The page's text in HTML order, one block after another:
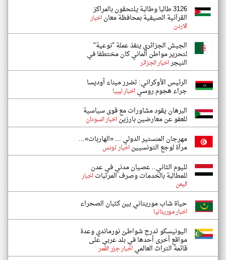
3126 طالبا وطالبة يلتحقون بالمراكز
القرآنية الصيفية بمحافظة معاناخبار
الاردن
الجيش الجزائري ينفذ عملة "نوعية"
لتحرير مواطن ألماني كان مختطفا في
النيجراخبار الجزائر
الرئيس الأوكراني: تضرر ميناء أوديسا
جراء هجوم روسياخبار ليبيا
البرهان يقود مشاورات مع قوى سياسية
للعفو عن معارضين بارزيناخبار السودان
مهرجان المنستير الدولي ... «الهاربات»...
مرآة لوجع التونسييناخبار تونس
لليوم الثاني.. عصيان مدني في عدن
للمطالبة بالخدمات وصرف المرتباتاخبار
اليمن
حياة شاب موريتاني بين كثبان الصحراء
اخبار موريتانيا
اليونيسكو تدرج شواطئ نورماندي وعدة
مواقع أخرى أحدها في بلد عربي على
قائمة التراث العالمياخبار جزر القمر